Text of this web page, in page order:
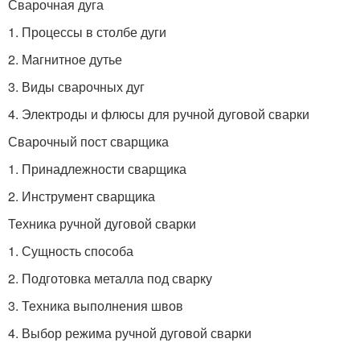
Сварочная дуга
1. Процессы в столбе дуги
2. Магнитное дутье
3. Виды сварочных дуг
4. Электроды и флюсы для ручной дуговой сварки
Сварочный пост сварщика
1. Принадлежности сварщика
2. Инструмент сварщика
Техника ручной дуговой сварки
1. Сущность способа
2. Подготовка металла под сварку
3. Техника выполнения швов
4. Выбор режима ручной дуговой сварки